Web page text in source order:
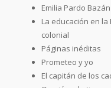
Emilia Pardo Bazán
La educación en
colonial
Páginas inéditas
Prometeo y yo
El capitán de los